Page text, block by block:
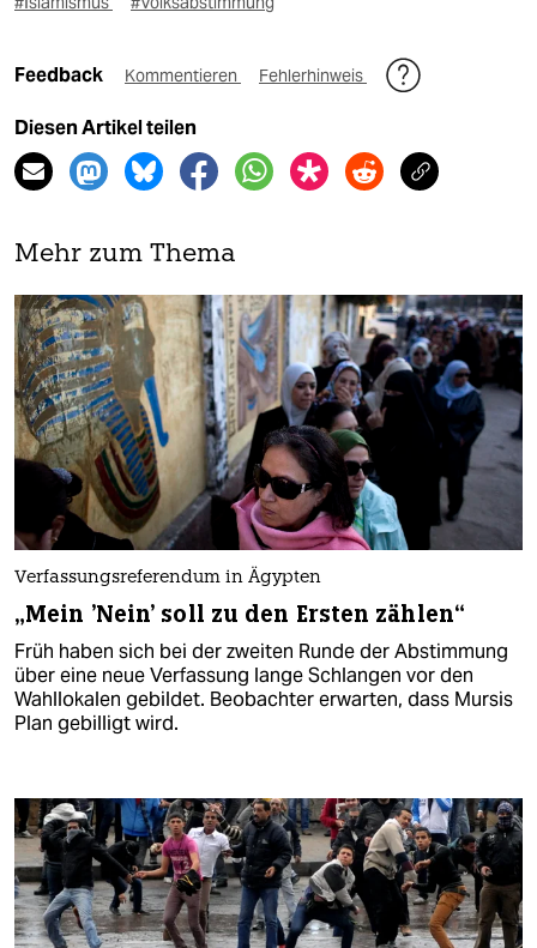
Feedback Kommentieren Fehlerhinweis
Diesen Artikel teilen
Mehr zum Thema
Verfassungsreferendum in Ägypten
„Mein 'Nein' soll zu den Ersten zählen“
Früh haben sich bei der zweiten Runde der Abstimmung
über eine neue Verfassung lange Schlangen vor den
Wahllokalen gebildet. Beobachter erwarten, dass Mursis
Plan gebilligt wird.